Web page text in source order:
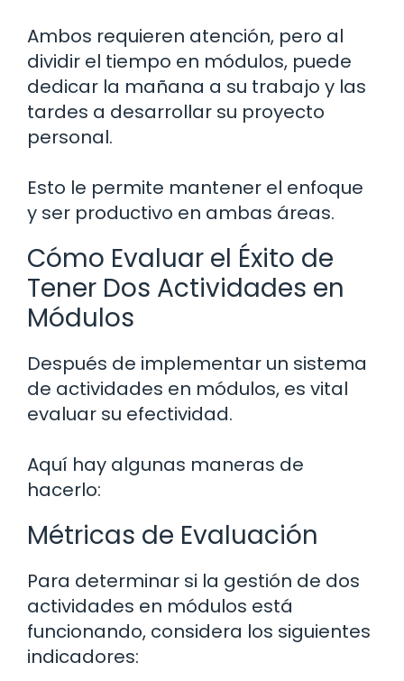
Ambos requieren atención, pero al
dividir el tiempo en módulos, puede
dedicar la mañana a su trabajo y las
tardes a desarrollar su proyecto
personal.
Esto le permite mantener el enfoque
y ser productivo en ambas áreas.
Cómo Evaluar el Éxito de
Tener Dos Actividades en
Módulos
Después de implementar un sistema
de actividades en módulos, es vital
evaluar su efectividad.
Aquí hay algunas maneras de
hacerlo:
Métricas de Evaluación
Para determinar si la gestión de dos
actividades en módulos está
funcionando, considera los siguientes
indicadores: